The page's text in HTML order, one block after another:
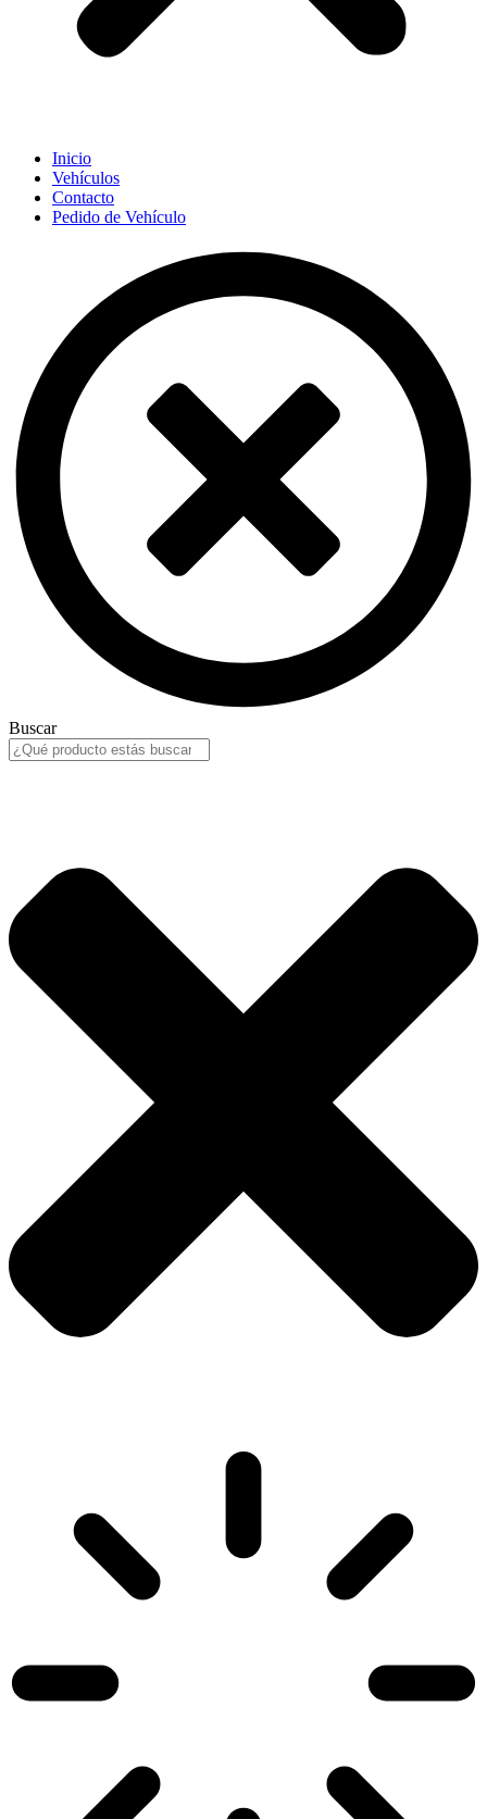
Inicio
Vehículos
Contacto
Pedido de Vehículo
Buscar